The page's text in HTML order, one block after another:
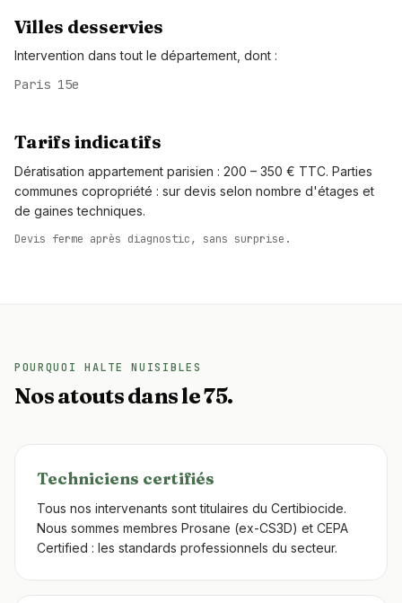
Villes desservies
Intervention dans tout le département, dont :
Paris 15e
Tarifs indicatifs
Dératisation appartement parisien : 200 – 350 € TTC. Parties
communes copropriété : sur devis selon nombre d'étages et
de gaines techniques.
Devis ferme après diagnostic, sans surprise.
POURQUOI HALTE NUISIBLES
Nos atouts dans le 75.
Techniciens certifiés
Tous nos intervenants sont titulaires du Certibiocide.
Nous sommes membres Prosane (ex-CS3D) et CEPA
Certified : les standards professionnels du secteur.